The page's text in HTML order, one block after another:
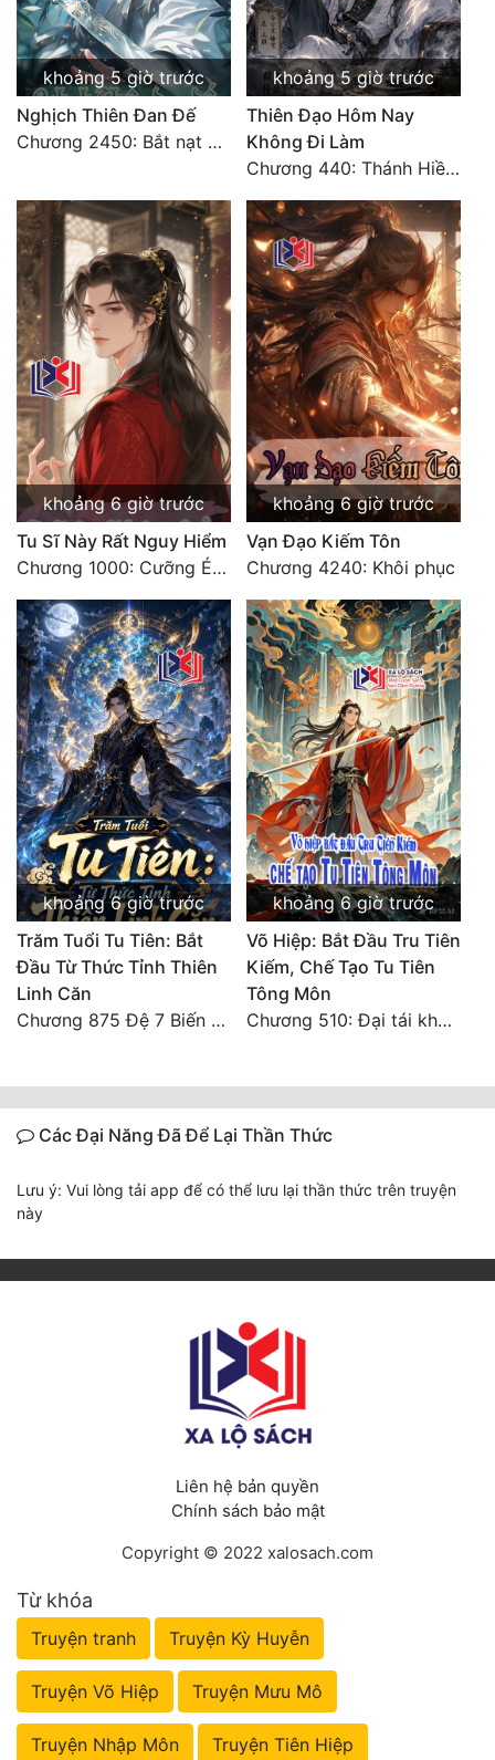
Sát Phạt Quyết Đoán
Vô Sỉ
Điềm Đạm
khoảng 5 giờ trước
Nghịch Thiên Đan Đế
Chương 2450: Bắt nạt kẻ thật thà
khoảng 5 giờ trước
Thiên Đạo Hôm Nay
Không Đi Làm
Chương 440: Thánh Hiền tề tụ, cháy Nguyên Hỏa chủng (3)
khoảng 6 giờ trước
Tu Sĩ Này Rất Nguy Hiểm
Chương 1000: Cưỡng Ép Kẻ Khác
khoảng 6 giờ trước
Vạn Đạo Kiếm Tôn
Chương 4240: Khôi phục
khoảng 6 giờ trước
Trăm Tuổi Tu Tiên: Bắt
Đầu Từ Thức Tỉnh Thiên
Linh Căn
Chương 875 Đệ 7 Biến Thánh Long Biến!
khoảng 6 giờ trước
Võ Hiệp: Bắt Đầu Tru Tiên
Kiếm, Chế Tạo Tu Tiên
Tông Môn
Chương 510: Đại tái khai màn, quyết đấu khốc liệt
Các Đại Năng Đã Để Lại Thần Thức
Lưu ý: Vui lòng tải app để có thể lưu lại thần thức trên truyện
này
Liên hệ bản quyền
Chính sách bảo mật
Copyright © 2022 xalosach.com
Từ khóa
Truyện tranh Truyện Kỳ Huyễn
Truyện Võ Hiệp Truyện Mưu Mô
Truyện Nhập Môn Truyện Tiên Hiệp